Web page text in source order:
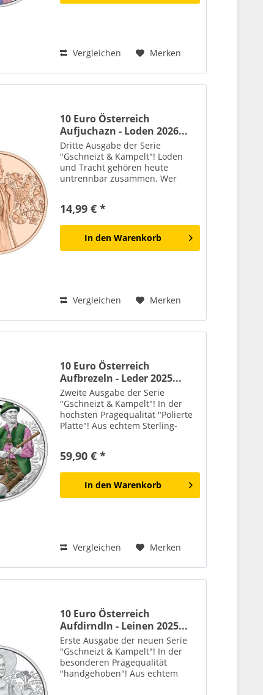
Vergleichen Merken
10 Euro Österreich
Aufjuchazn - Loden 2026...
Dritte Ausgabe der Serie
"Gschneizt & Kampelt"! Loden
und Tracht gehören heute
untrennbar zusammen. Wer
eine enge Verbundenheit mit
Tradition, Natur und Heimat.
Ursprünglich diente...
14,99 € *
In den Warenkorb
Vergleichen Merken
10 Euro Österreich
Aufbrezeln - Leder 2025...
Zweite Ausgabe der Serie
"Gschneizt & Kampelt"! In der
höchsten Prägequalität "Polierte
Platte"! Aus echtem Sterling-
Lederhose ist mehr als nur ein
Kleidungsstück. Sie...
59,90 € *
In den Warenkorb
Vergleichen Merken
10 Euro Österreich
Aufdirndln - Leinen 2025...
Erste Ausgabe der neuen Serie
"Gschneizt & Kampelt"! In der
besonderen Prägequalität
"handgehoben"! Aus echtem